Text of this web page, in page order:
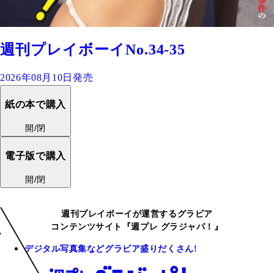
週刊プレイボーイNo.34-35
2026年08月10日発売
紙の本で購入
開/閉
電子版で購入
開/閉
週刊プレイボーイが運営するグラビア
コンテンツサイト『週プレ グラジャパ！』
デジタル写真集などグラビア盛りだくさん!